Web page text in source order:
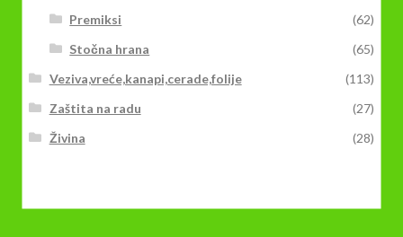
Premiksi
(62)
Stočna hrana
(65)
Veziva,vreće,kanapi,cerade,folije
(113)
Zaštita na radu
(27)
Živina
(28)